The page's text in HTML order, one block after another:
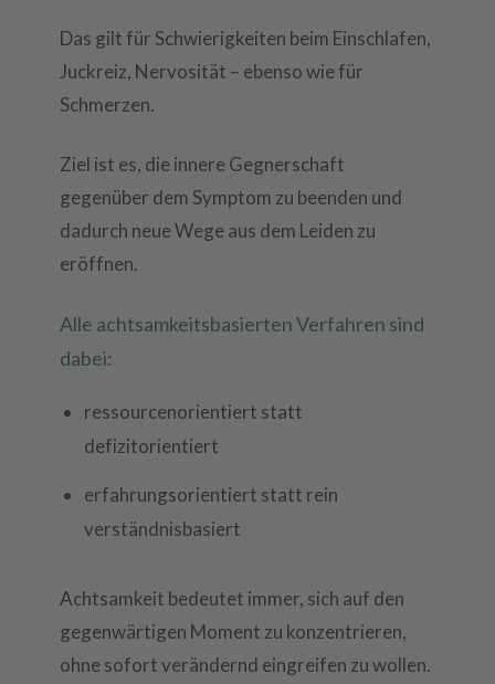
Das gilt für Schwierigkeiten beim Einschlafen,
Juckreiz, Nervosität – ebenso wie für
Schmerzen.
Ziel ist es, die innere Gegnerschaft
gegenüber dem Symptom zu beenden und
dadurch neue Wege aus dem Leiden zu
eröffnen.
Alle achtsamkeitsbasierten Verfahren sind
dabei:
ressourcenorientiert statt
defizitorientiert
erfahrungsorientiert statt rein
verständnisbasiert
Achtsamkeit bedeutet immer, sich auf den
gegenwärtigen Moment zu konzentrieren,
ohne sofort verändernd eingreifen zu wollen.